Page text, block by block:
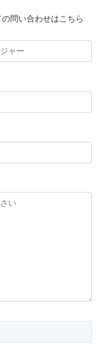
問い合わせはこちら